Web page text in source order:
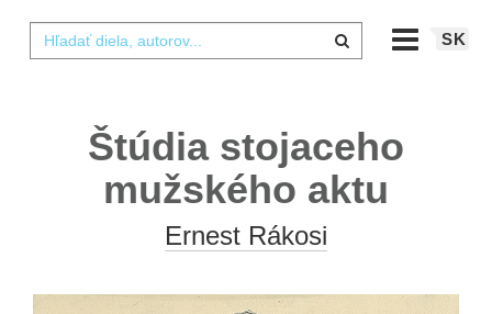
SK
Štúdia stojaceho
mužského aktu
Ernest Rákosi